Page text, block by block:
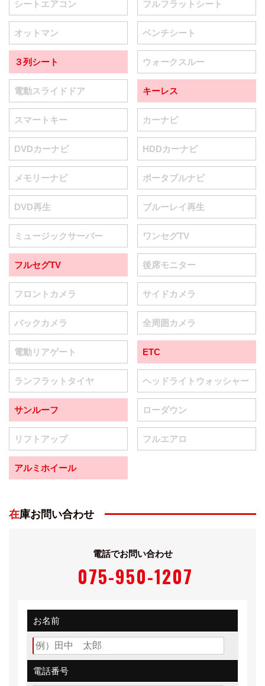
シートエアコン フルフラットシート
オットマン ベンチシート
３列シート ウォークスルー
電動スライドドア キーレス
スマートキー カーナビ
DVDカーナビ HDDカーナビ
メモリーナビ ポータブルナビ
DVD再生 ブルーレイ再生
ミュージックサーバー ワンセグTV
フルセグTV 後席モニター
フロントカメラ サイドカメラ
バックカメラ 全周囲カメラ
電動リアゲート ETC
ランフラットタイヤ ヘッドライトウォッシャー
サンルーフ ローダウン
リフトアップ フルエアロ
アルミホイール
在庫お問い合わせ
電話でお問い合わせ
075-950-1207
お名前
電話番号